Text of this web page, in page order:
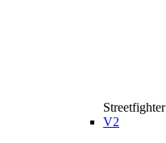
Streetfighter
V2